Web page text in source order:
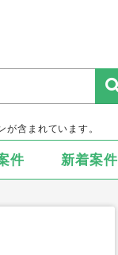
が含まれています。
件 新着案件